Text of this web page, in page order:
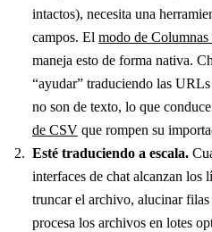
intactos), necesita una
campos. El modo de Columnas
maneja esto de forma nativa.
“ayudar” traduciendo las
no son de texto, lo que
de CSV que rompen su
Esté traduciendo a escala.
interfaces de chat alcanzan los
truncar el archivo, alucinar
procesa los archivos en lotes